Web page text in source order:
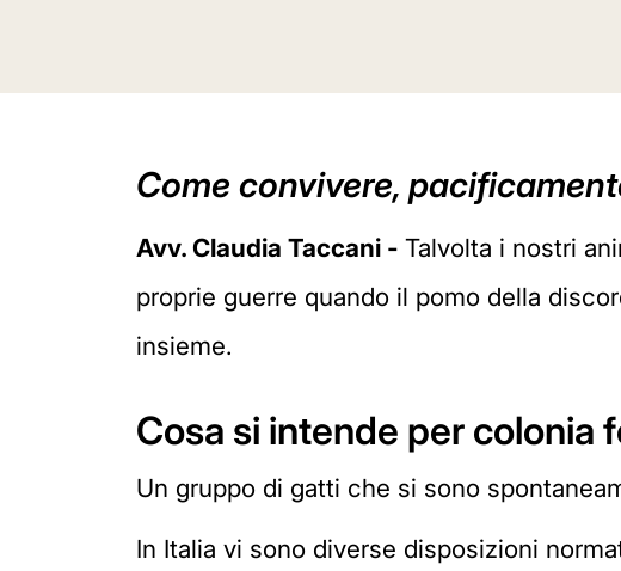
Come convivere,
Avv. Claudia Taccani - Talvolta i nostri
proprie guerre quando il pomo della
insieme.
Cosa si intende per colonia
Un gruppo di gatti che si sono
In Italia vi sono diverse disposizioni